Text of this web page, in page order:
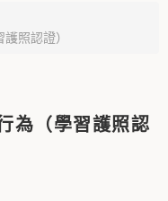
照認證）
為（學習護照認